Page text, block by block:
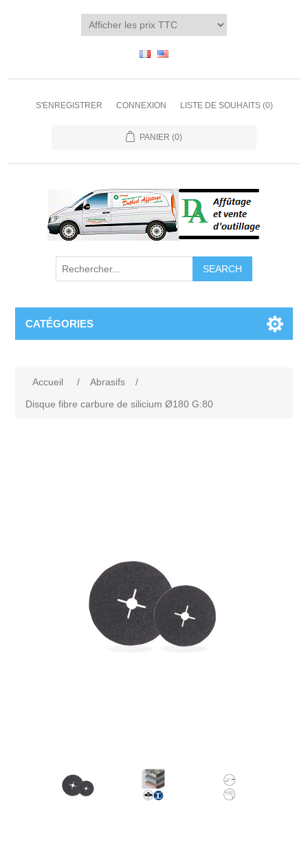
S'ENREGISTRER CONNEXION LISTE DE SOUHAITS (0)
PANIER (0)
CATÉGORIES
Accueil / Abrasifs
/
Disque fibre carbure de silicium Ø180 G:80